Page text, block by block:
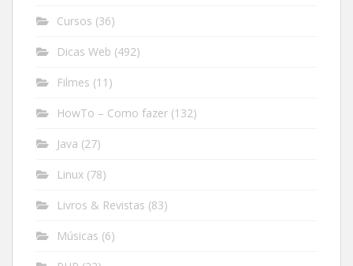
Cursos (36)
Dicas Web (492)
Filmes (11)
HowTo – Como fazer (132)
Java (27)
Linux (78)
Livros & Revistas (83)
Músicas (6)